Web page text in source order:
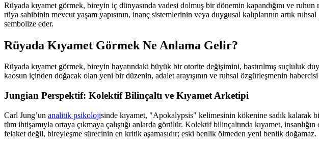
Rüyada kıyamet görmek, bireyin iç dünyasında vadesi dolmuş bir dönemin kapandığını ve
rüya sahibinin mevcut yaşam yapısının, inanç sistemlerinin veya duygusal kalıplarının artık
sembolize eder.
Rüyada Kıyamet Görmek Ne Anlama Gelir?
Rüyada kıyamet görmek, bireyin hayatındaki büyük bir otorite değişimini, bastırılmış suçluluk
kaosun içinden doğacak olan yeni bir düzenin, adalet arayışının ve ruhsal özgürleşmenin
Jungian Perspektif: Kolektif Bilinçaltı ve Kıyamet Arketipi
Carl Jung’un analitik psikolojisinde kıyamet, "Apokalypsis" kelimesinin kökenine sadık
tüm ihtişamıyla ortaya çıkmaya çalıştığı anlarda görülür. Kolektif bilinçaltında kıyamet,
felaket değil, bireyleşme sürecinin en kritik aşamasıdır; eski benlik ölmeden yeni benlik doğamaz.